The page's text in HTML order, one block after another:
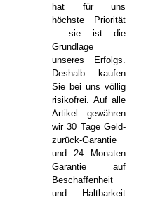
hat für uns
höchste Priorität
– sie ist die
Grundlage
unseres Erfolgs.
Deshalb kaufen
Sie bei uns völlig
risikofrei. Auf alle
Artikel gewähren
wir 30 Tage Geld-
zurück-Garantie
und 24 Monaten
Garantie auf
Beschaffenheit
und Haltbarkeit